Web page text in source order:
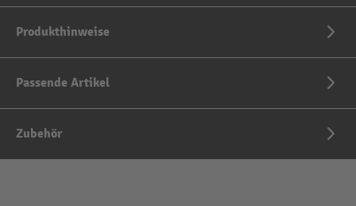
Produkthinweise
Passende Artikel
Zubehör